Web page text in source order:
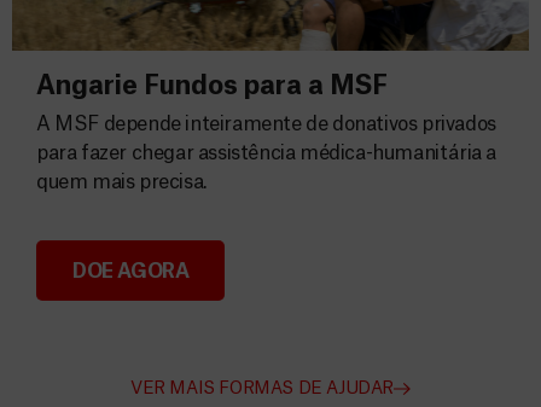
Angarie Fundos para a MSF
Angarie Fundos para a MSF
A MSF depende inteiramente de donativos privados
para fazer chegar assistência médica-humanitária a
quem mais precisa.
DOE AGORA
VER MAIS FORMAS DE AJUDAR